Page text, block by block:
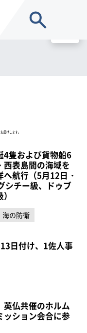
届けします。
4隻および貨物船6
西表島間の海域を
航行（5月12日・
シチー級、ドゥブ
海の防衛
日付け、1佐人事
英仏共催のホルム
ッション会合に参